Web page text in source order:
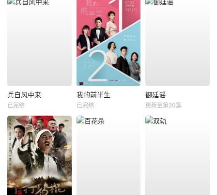
兵自风中来
已完结
我的前半生
已完结
御廷谣
更新至第20集